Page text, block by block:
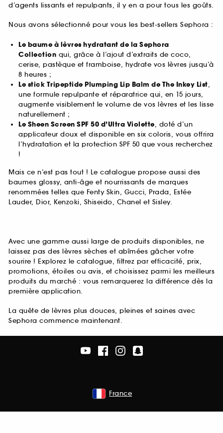
d’agents lissants et repulpants, il y en a pour tous les goûts.
Nous avons sélectionné pour vous les best-sellers Sephora :
Le baume à lèvres hydratant de la Sephora
Collection qui, grâce à l’ajout d’extraits de coco,
cerise, pastèque et framboise, hydrate vos lèvres jusqu’à
8 heures ;
Le stick Tripeptide Plumping Lip Balm de The Inkey List,
une formule repulpante et réparatrice qui, en 15 jours,
augmente visiblement le volume de vos lèvres et les lisse
naturellement ;
Le Sheen Screen SPF 50 d’Ultra Violette, doté d’un
applicateur doux et disponible en six coloris, vous offrira
l’hydratation et la protection SPF 50 que vous recherchez
!
Mais ce n’est pas tout ! Le catalogue propose aussi des
baumes glossy, anti-âge et nourrissants de marques
renommées telles que Fenty Skin, Gucci, Prada, Estée
Lauder, Dior, Kenzoki, Shiseido, Chanel et Sisley.
Avec une gamme aussi large de produits disponibles, ne
laissez pas des lèvres sèches et abîmées gâcher votre
sourire ! Explorez le catalogue, filtrez par efficacité, prix,
promotions, étoiles ou avis, et choisissez parmi les meilleurs
produits du marché : vous remarquerez la différence dès la
première application.
La quête de lèvres plus douces, pleines et saines avec
Sephora commence maintenant.
France